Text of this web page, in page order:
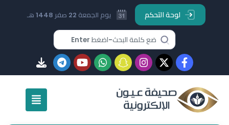
لوحة التحكم يوم الجمعة 22 صفر 1448 هـ